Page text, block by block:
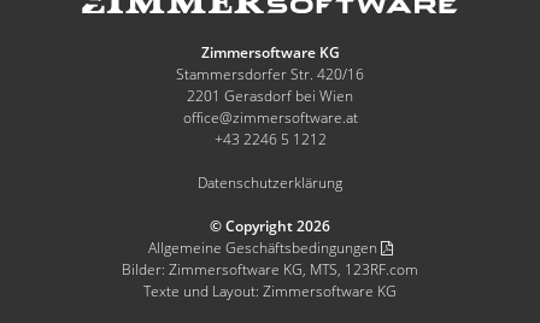
Zimmersoftware KG
Stammersdorfer Str. 420/16
2201 Gerasdorf bei Wien
office@zimmersoftware.at
+43 2246 5 1212
Datenschutzerklärung
© Copyright 2026
Allgemeine Geschäftsbedingungen
Bilder: Zimmersoftware KG, MTS, 123RF.com
Texte und Layout: Zimmersoftware KG